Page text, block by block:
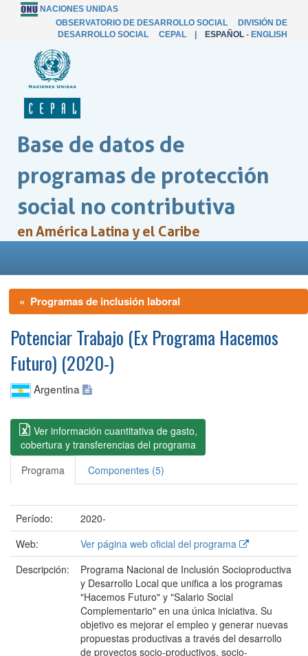
NACIONES UNIDAS
OBSERVATORIO DE DESARROLLO SOCIAL
DIVISIÓN DE
DESARROLLO SOCIAL
CEPAL ESPAÑOL - ENGLISH
Base de datos de
programas de protección
social no contributiva
en América Latina y el Caribe
« Programas de inclusión laboral
Potenciar Trabajo (Ex Programa Hacemos
Futuro) (2020-)
Argentina
Ver información cuantitativa de gasto,
cobertura y transferencias del programa
Programa
Componentes (5)
Período:
2020-
Web:
Ver página web oficial del programa
Descripción:
Programa Nacional de Inclusión Socioproductiva
y Desarrollo Local que unifica a los programas
"Hacemos Futuro" y "Salario Social
Complementario" en una única iniciativa. Su
objetivo es mejorar el empleo y generar nuevas
propuestas productivas a través del desarrollo
de proyectos socio-productivos, socio-